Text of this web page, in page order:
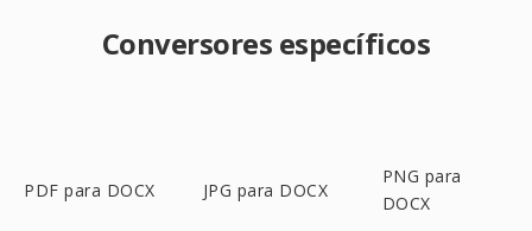
Conversores específicos
PDF para DOCX JPG para DOCX
PNG para
DOCX